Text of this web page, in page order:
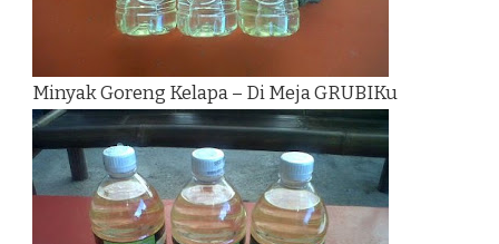
Minyak Goreng Kelapa – Di Meja GRUBIKu